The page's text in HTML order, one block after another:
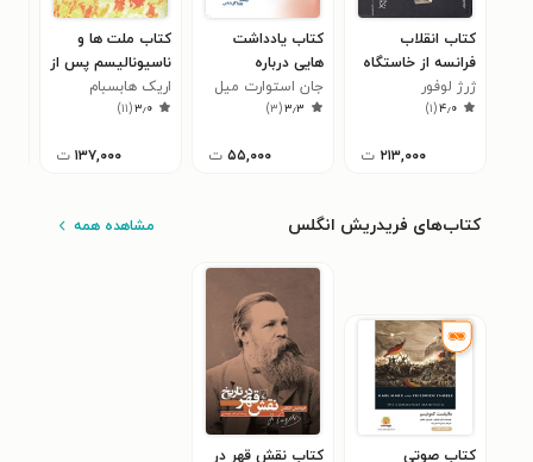
کتاب انقلاب
فرانسه از خاستگاه
های آن تا ۱۷۹۳
ژرژ لوفور
۴٫۰(۱)
۲۱۳,۰۰۰ ت
کتاب یادداشت
هایی درباره
سوسیالیسم
جان استوارت میل
۳٫۳(۳)
۵۵,۰۰۰ ت
کتاب ملت ها و
ناسیونالیسم پس از
۱۷۸۰
اریک هابسبام
۳٫۰(۱۱)
۱۳۷,۰۰۰ ت
کتاب‌های فریدریش انگلس مشاهده همه
کتاب صوتی
کتاب نقش قهر در